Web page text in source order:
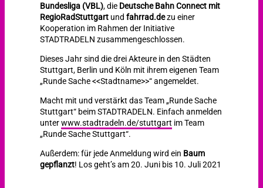
Bundesliga (VBL), die Deutsche Bahn Connect mit
RegioRadStuttgart undfahrrad.dezu einer
Kooperation im Rahmen der Initiative
STADTRADELN zusammengeschlossen.
Dieses Jahr sind die drei Akteure in den Städten
Stuttgart, Berlin und Köln mit ihrem eigenen Team
„Runde Sache <<Stadtname>>“ angemeldet.
Macht mit und verstärkt das Team „Runde Sache
Stuttgart“ beim STADTRADELN. Einfach anmelden
unterwww.stadtradeln.de/stuttgart im Team
„Runde Sache Stuttgart“.
Außerdem: für jede Anmeldung wird ein Baum
gepflanzt! Los geht’s am 20. Juni bis 10. Juli 2021